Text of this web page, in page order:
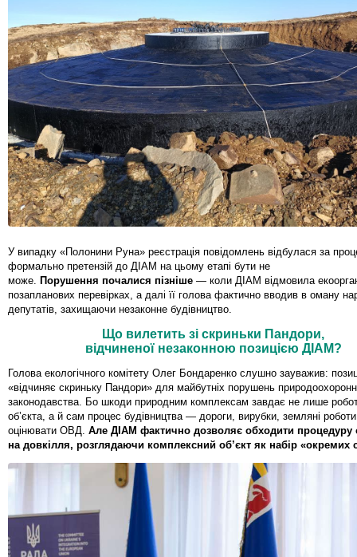
У випадку «Полонини Руна» реєстрація повідомлень відбулася за
формально претензій до ДІАМ на цьому етапі бути не
може. Порушення почалися пізніше — коли ДІАМ відмовила
позапланових перевірках, а далі її голова фактично вводив в оману
депутатів, захищаючи незаконне будівництво.
Що вилетить зі скриньки Пандори,
відчиненої незаконною позицією ДІАМ?
Голова екологічного комітету Олег Бондаренко слушно зауважив:
«відчиняє скриньку Пандори» для майбутніх порушень
законодавства. Бо шкоди природним комплексам завдає не лише
об’єкта, а й сам процес будівництва — дороги, вирубки, земляні
оцінювати ОВД. Але ДІАМ фактично дозволяє обходити процедуру
на довкілля, розглядаючи комплексний об’єкт як набір «окремих